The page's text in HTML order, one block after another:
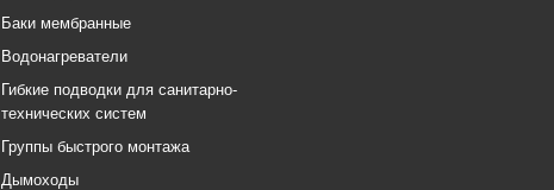
Баки мембранные
Водонагреватели
Гибкие подводки для санитарно-
технических систем
Группы быстрого монтажа
Дымоходы